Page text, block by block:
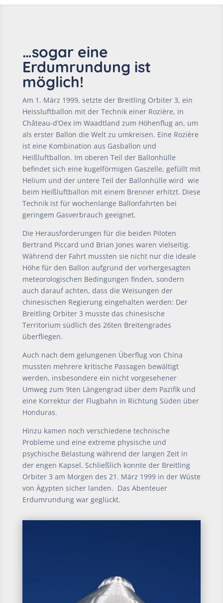
…sogar eine
Erdumrundung ist
möglich!
Am 1. März 1999, setzte der Breitling Orbiter 3, ein
Heissluftballon mit der Technik einer Rozière, in
Château-d’Oex im Waadtland zum Höhenflug an, um
als erster Ballon die Welt zu umkreisen. Eine Rozière
ist eine Kombination aus Gasballon und
Heißluftballon. Im oberen Teil der Ballonhülle
befindet sich eine kugelförmigen Gaszelle, gefüllt mit
Helium und der untere Teil der Ballonhülle wird wie
beim Heißluftballon mit einem Brenner erhitzt. Diese
Technik ist für wochenlange Ballonfahrten bei
geringem Gasverbrauch geeignet.
Die Herausforderungen für die beiden Piloten
Bertrand Piccard und Brian Jones waren vielseitig.
Während der Fahrt mussten sie nicht nur die ideale
Höhe für den Ballon aufgrund der vorhergesagten
meteorologischen Bedingungen finden, sondern
auch darauf achten, dass die Weisungen der
chinesischen Regierung eingehalten werden: Der
Breitling Orbiter 3 musste das chinesische
Territorium südlich des 26ten Breitengrades
überfliegen.
Auch nach dem gelungenen Überflug von China
mussten mehrere kritische Passagen bewältigt
werden, insbesondere ein nicht vorgesehener
Umweg zum 9ten Längengrad über dem Pazifik und
eine Korrektur der Flugbahn in Richtung Süden über
Honduras.
Hinzu kamen noch verschiedene technische
Probleme und eine extreme physische und
psychische Belastung während der langen Zeit in
der engen Kapsel. Schließlich konnte der Breitling
Orbiter 3 am Morgen des 21. März 1999 in der Wüste
von Ägypten sicher landen. Das Abenteuer
Erdumrundung war geglückt.